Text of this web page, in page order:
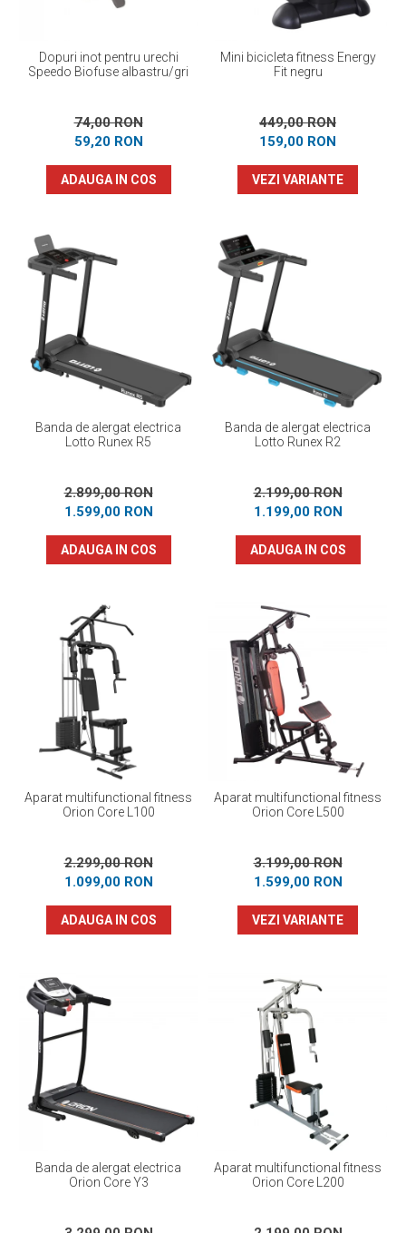
Dopuri inot pentru urechi
Speedo Biofuse albastru/gri
74,00 RON
59,20 RON
ADAUGA IN COS
Mini bicicleta fitness Energy
Fit negru
449,00 RON
159,00 RON
VEZI VARIANTE
Banda de alergat electrica
Lotto Runex R5
2.899,00 RON
1.599,00 RON
ADAUGA IN COS
Banda de alergat electrica
Lotto Runex R2
2.199,00 RON
1.199,00 RON
ADAUGA IN COS
Aparat multifunctional fitness
Orion Core L100
2.299,00 RON
1.099,00 RON
ADAUGA IN COS
Aparat multifunctional fitness
Orion Core L500
3.199,00 RON
1.599,00 RON
VEZI VARIANTE
Banda de alergat electrica
Orion Core Y3
Aparat multifunctional fitness
Orion Core L200